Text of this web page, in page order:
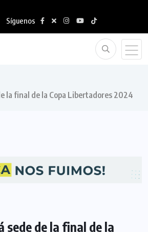
Síguenos
la final de la Copa Libertadores 2024
sede de la final de la